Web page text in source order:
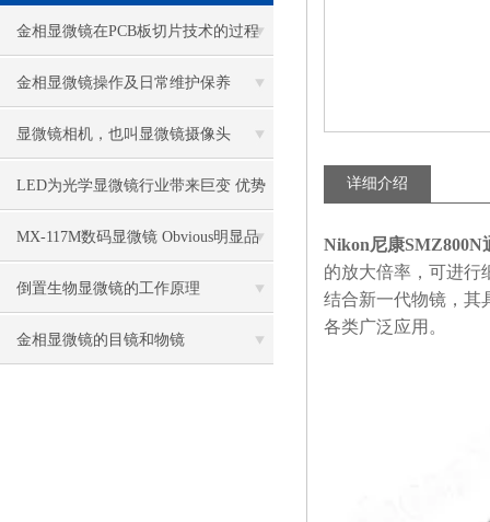
金相显微镜在PCB板切片技术的过程
控制中的作用
金相显微镜操作及日常维护保养
显微镜相机，也叫显微镜摄像头
LED为光学显微镜行业带来巨变 优势
比传统卤素更明显
MX-117M数码显微镜 Obvious明显品
牌值得推荐
倒置生物显微镜的工作原理
金相显微镜的目镜和物镜
详细介绍
Nikon尼康SMZ800N
的放大倍率，可进行
结合新一代物镜，其
各类广泛应用。